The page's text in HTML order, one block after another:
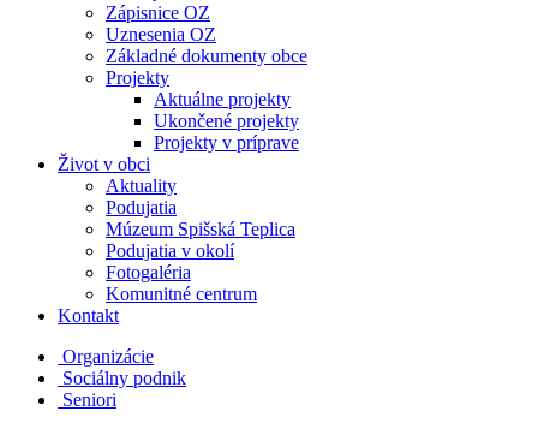
Zápisnice OZ
Uznesenia OZ
Základné dokumenty obce
Projekty
Aktuálne projekty
Ukončené projekty
Projekty v príprave
Život v obci
Aktuality
Podujatia
Múzeum Spišská Teplica
Podujatia v okolí
Fotogaléria
Komunitné centrum
Kontakt
Organizácie
Sociálny podnik
Seniori